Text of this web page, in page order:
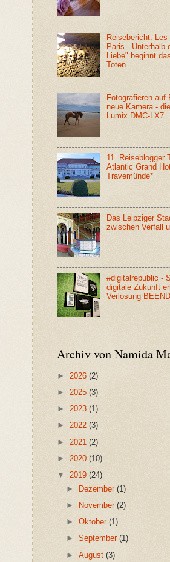
Reisebericht:
Paris - Unterhalb
Liebe" beginnt
Toten
Fotografieren auf
neue Kamera -
Lumix DMC-LX7
11. Reiseblogger
Atlantic Grand
Travemünde*
Das Leipziger
zwischen Verfall
#digitalrepublic -
digitale Zukunft
Verlosung
Archiv von Namida
► 2026 (2)
► 2025 (3)
► 2023 (1)
► 2022 (3)
► 2021 (2)
► 2020 (10)
▼ 2019 (24)
► Dezember(1)
►
November(2)
►Oktober(1)
►September(1)
►August(3)